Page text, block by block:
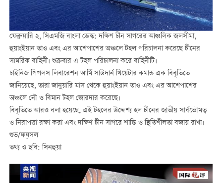
ফেব্রুয়ারি২,সিএমজিবাংলাডেস্ক:দক্ষিণচীনসাগরেরআঞ্চলিকজলসীমা,
হুয়াংইয়ানতাওএবংএরআশেপাশেরঅঞ্চলেটহলপরিচালনাকরেছেচীনের
সামরিকবাহিনী। শুক্রবারএ টহলপরিচালনাকরেবাহিনীটি।
চাইনিজপিপলসলিবারেশনআর্মিসাউদার্নথিয়েটারকমান্ডএকবিবৃতিতে
জানিয়েছে,তারাজানুয়ারিমাসথেকেহুয়াংইয়ানতাওএবংএরআশেপাশের
অঞ্চলেনৌওবিমানটহলজোরদারকরেছে।
বিবৃতিতেআরওবলাহয়েছে,এইটহলেরউদ্দেশ্যহলচীনেরজাতীয়সার্বভৌমত্ব
ওনিরাপত্তারক্ষাকরাএবংদক্ষিণচীনসাগরেশান্তিওস্থিতিশীলতাবজায়রাখা।
শুভ/ফয়সল
তথ্যওছবি:সিনহুয়া